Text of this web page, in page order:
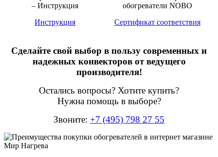
Инструкция Сертификат соответствия
Сделайте свой выбор в пользу современных и
надежных конвекторов от ведущего
производителя!
Остались вопросы? Хотите купить?
Нужна помощь в выборе?
Звоните: +7 (495) 798 27 55